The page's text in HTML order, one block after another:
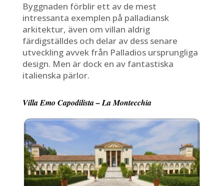
Byggnaden förblir ett av de mest
intressanta exemplen på palladiansk
arkitektur, även om villan aldrig
färdigställdes och delar av dess senare
utveckling avvek från Palladios ursprungliga
design. Men är dock en av fantastiska
italienska pärlor.
Villa Emo Capodilista – La Montecchia